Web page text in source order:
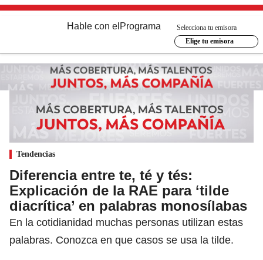
Hable con el Programa
Selecciona tu emisora
Elige tu emisora
Tendencias
Diferencia entre te, té y tés:
Explicación de la RAE para ‘tilde
diacrítica’ en palabras monosílabas
En la cotidianidad muchas personas utilizan estas
palabras. Conozca en que casos se usa la tilde.